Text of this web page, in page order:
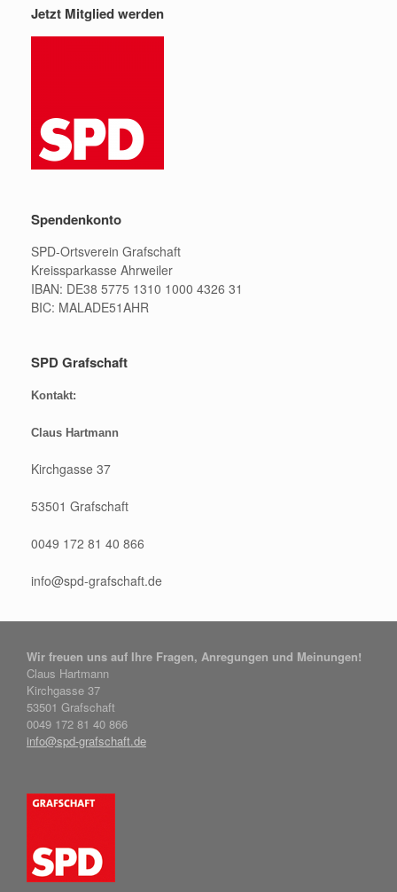
Jetzt Mitglied werden
Spendenkonto
SPD-Ortsverein Grafschaft
Kreissparkasse Ahrweiler
IBAN: DE38 5775 1310 1000 4326 31
BIC: MALADE51AHR
SPD Grafschaft
Kontakt:
Claus Hartmann
Kirchgasse 37
53501 Grafschaft
0049 172 81 40 866
info@spd-grafschaft.de
Wir freuen uns auf Ihre Fragen, Anregungen und Meinungen!
Claus Hartmann
Kirchgasse 37
53501 Grafschaft
0049 172 81 40 866
info@spd-grafschaft.de